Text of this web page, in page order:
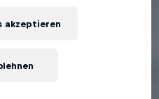
akzeptieren